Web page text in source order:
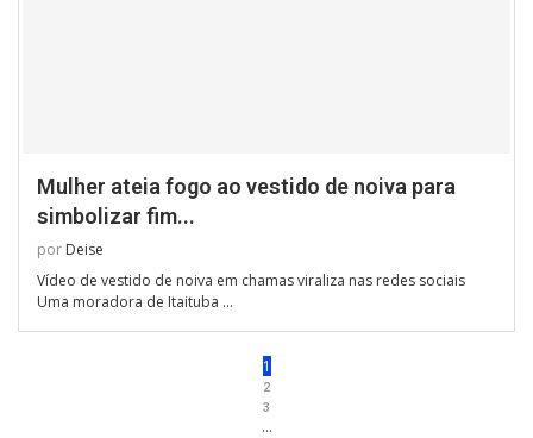
Mulher ateia fogo ao vestido de noiva para
simbolizar fim...
por Deise
Vídeo de vestido de noiva em chamas viraliza nas redes sociais
Uma moradora de Itaituba …
1
2
3
…